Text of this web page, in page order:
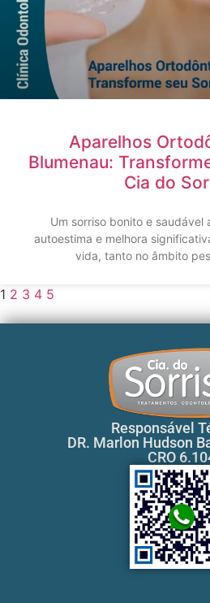
Aparelhos
Blumenau:
Cia do
Um sorriso bonito e saudável
autoestima e melhora
vida, tanto no âmbito
1 2 3 4 5
Responsável
DR. Marlon Hudson
CRO